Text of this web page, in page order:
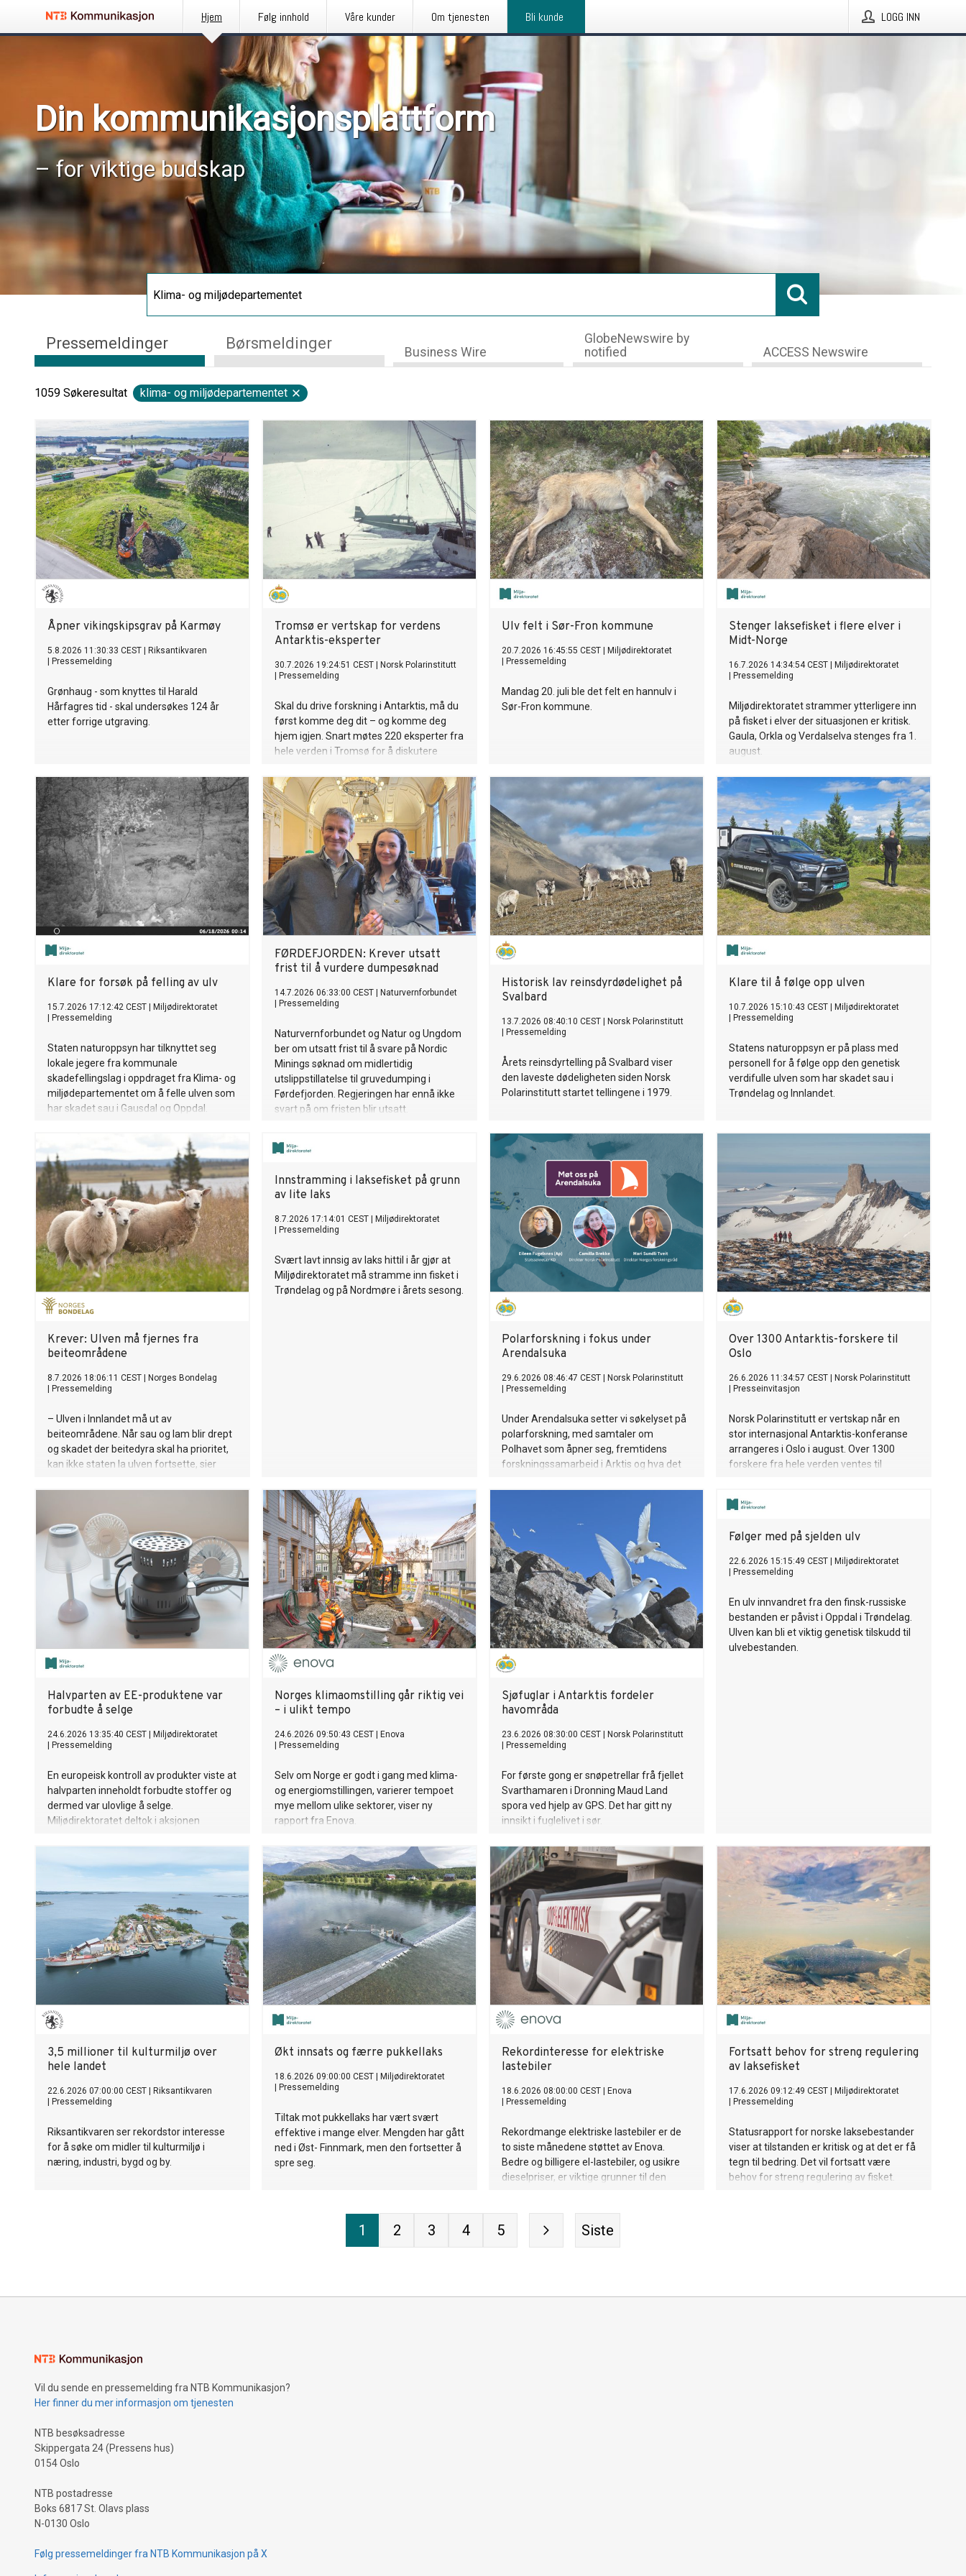
Hjem Følg innhold Våre kunder Om tjenesten Bli kunde LOGG INN
Din kommunikasjonsplattform
– for viktige budskap
Pressemeldinger Børsmeldinger Business Wire
GlobeNewswire by
notified
ACCESS Newswire
1059 Søkeresultat klima- og miljødepartementet
Åpner vikingskipsgrav på Karmøy
5.8.2026 11:30:33 CEST
Riksantikvaren
Pressemelding
Grønhaug - som knyttes til Harald
Hårfagres tid - skal undersøkes 124 år
etter forrige utgraving.
Tromsø er vertskap for verdens
Antarktis-eksperter
30.7.2026 19:24:51 CEST
Norsk Polarinstitutt
Pressemelding
Skal du drive forskning i Antarktis, må du
først komme deg dit – og komme deg
hjem igjen. Snart møtes 220 eksperter fra
hele verden i Tromsø for å diskutere
samarbeid på verdens mest utilgjengelige
kontinent.
Ulv felt i Sør-Fron kommune
20.7.2026 16:45:55 CEST
Miljødirektoratet
Pressemelding
Mandag 20. juli ble det felt en hannulv i
Sør-Fron kommune.
Stenger laksefisket i flere elver i
Midt-Norge
16.7.2026 14:34:54 CEST
Miljødirektoratet
Pressemelding
Miljødirektoratet strammer ytterligere inn
på fisket i elver der situasjonen er kritisk.
Gaula, Orkla og Verdalselva stenges fra 1.
august.
Klare for forsøk på felling av ulv
15.7.2026 17:12:42 CEST
Miljødirektoratet
Pressemelding
Staten naturoppsyn har tilknyttet seg
lokale jegere fra kommunale
skadefellingslag i oppdraget fra Klima- og
miljødepartementet om å felle ulven som
har skadet sau i Gausdal og Oppdal.
FØRDEFJORDEN: Krever utsatt
frist til å vurdere dumpesøknad
14.7.2026 06:33:00 CEST
Naturvernforbundet
Pressemelding
Naturvernforbundet og Natur og Ungdom
ber om utsatt frist til å svare på Nordic
Minings søknad om midlertidig
utslippstillatelse til gruvedumping i
Førdefjorden. Regjeringen har ennå ikke
svart på om fristen blir utsatt.
Historisk lav reinsdyrdødelighet på
Svalbard
13.7.2026 08:40:10 CEST
Norsk Polarinstitutt
Pressemelding
Årets reinsdyrtelling på Svalbard viser
den laveste dødeligheten siden Norsk
Polarinstitutt startet tellingene i 1979.
Klare til å følge opp ulven
10.7.2026 15:10:43 CEST
Miljødirektoratet
Pressemelding
Statens naturoppsyn er på plass med
personell for å følge opp den genetisk
verdifulle ulven som har skadet sau i
Trøndelag og Innlandet.
Krever: Ulven må fjernes fra
beiteområdene
8.7.2026 18:06:11 CEST
Norges Bondelag
Pressemelding
– Ulven i Innlandet må ut av
beiteområdene. Når sau og lam blir drept
og skadet der beitedyra skal ha prioritet,
kan ikke staten la ulven fortsette, sier
Innstramming i laksefisket på grunn
av lite laks
8.7.2026 17:14:01 CEST
Miljødirektoratet
Pressemelding
Svært lavt innsig av laks hittil i år gjør at
Miljødirektoratet må stramme inn fisket i
Trøndelag og på Nordmøre i årets sesong.
Polarforskning i fokus under
Arendalsuka
29.6.2026 08:46:47 CEST
Norsk Polarinstitutt
Pressemelding
Under Arendalsuka setter vi søkelyset på
polarforskning, med samtaler om
Polhavet som åpner seg, fremtidens
forskningssamarbeid i Arktis og hva det
Over 1300 Antarktis-forskere til
Oslo
26.6.2026 11:34:57 CEST
Norsk Polarinstitutt
Presseinvitasjon
Norsk Polarinstitutt er vertskap når en
stor internasjonal Antarktis-konferanse
arrangeres i Oslo i august. Over 1300
forskere fra hele verden ventes til
Halvparten av EE-produktene var
forbudte å selge
24.6.2026 13:35:40 CEST
Miljødirektoratet
Pressemelding
En europeisk kontroll av produkter viste at
halvparten inneholdt forbudte stoffer og
dermed var ulovlige å selge.
Miljødirektoratet deltok i aksjonen
Norges klimaomstilling går riktig vei
– i ulikt tempo
24.6.2026 09:50:43 CEST
Enova
Pressemelding
Selv om Norge er godt i gang med klima-
og energiomstillingen, varierer tempoet
mye mellom ulike sektorer, viser ny
rapport fra Enova.
Sjøfuglar i Antarktis fordeler
havområda
23.6.2026 08:30:00 CEST
Norsk Polarinstitutt
Pressemelding
For første gong er snøpetrellar frå fjellet
Svarthamaren i Dronning Maud Land
spora ved hjelp av GPS. Det har gitt ny
innsikt i fuglelivet i sør.
Følger med på sjelden ulv
22.6.2026 15:15:49 CEST
Miljødirektoratet
Pressemelding
En ulv innvandret fra den finsk-russiske
bestanden er påvist i Oppdal i Trøndelag.
Ulven kan bli et viktig genetisk tilskudd til
ulvebestanden.
3,5 millioner til kulturmiljø over
hele landet
22.6.2026 07:00:00 CEST
Riksantikvaren
Pressemelding
Riksantikvaren ser rekordstor interesse
for å søke om midler til kulturmiljø i
næring, industri, bygd og by.
Økt innsats og færre pukkellaks
18.6.2026 09:00:00 CEST
Miljødirektoratet
Pressemelding
Tiltak mot pukkellaks har vært svært
effektive i mange elver. Mengden har gått
ned i Øst- Finnmark, men den fortsetter å
spre seg.
Rekordinteresse for elektriske
lastebiler
18.6.2026 08:00:00 CEST
Enova
Pressemelding
Rekordmange elektriske lastebiler er de
to siste månedene støttet av Enova.
Bedre og billigere el-lastebiler, og usikre
dieselpriser, er viktige grunner til den
Fortsatt behov for streng regulering
av laksefisket
17.6.2026 09:12:49 CEST
Miljødirektoratet
Pressemelding
Statusrapport for norske laksebestander
viser at tilstanden er kritisk og at det er få
tegn til bedring. Det vil fortsatt være
behov for streng regulering av fisket.
1 2 3 4 5 Siste
Vil du sende en pressemelding fra NTB Kommunikasjon?
Her finner du mer informasjon om tjenesten
NTB besøksadresse
Skippergata 24 (Pressens hus)
0154 Oslo
NTB postadresse
Boks 6817 St. Olavs plass
N-0130 Oslo
Følg pressemeldinger fra NTB Kommunikasjon på X